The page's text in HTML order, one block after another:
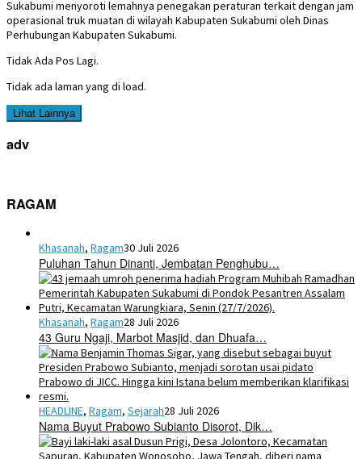
Sukabumi menyoroti lemahnya penegakan peraturan terkait dengan jam
operasional truk muatan di wilayah Kabupaten Sukabumi oleh Dinas
Perhubungan Kabupaten Sukabumi.
Tidak Ada Pos Lagi.
Tidak ada laman yang di load.
Lihat Lainnya
adv
RAGAM
Khasanah, Ragam30 Juli 2026
Puluhan Tahun Dinanti, Jembatan Penghubu…
Khasanah, Ragam28 Juli 2026
43 Guru Ngaji, Marbot Masjid, dan Dhuafa…
HEADLINE, Ragam, Sejarah28 Juli 2026
Nama Buyut Prabowo Subianto Disorot, Dik…